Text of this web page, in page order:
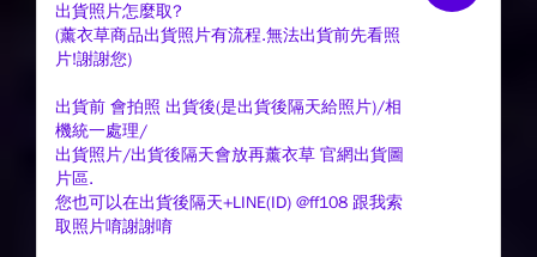
出貨照片怎麼取?
(薰衣草商品出貨照片有流程.無法出貨前先看照
片!謝謝您)
出貨前 會拍照 出貨後(是出貨後隔天給照片)/相
機統一處理/
出貨照片/出貨後隔天會放再薰衣草 官網出貨圖
片區.
您也可以在出貨後隔天+LINE(ID) @ff108 跟我索
取照片唷謝謝唷